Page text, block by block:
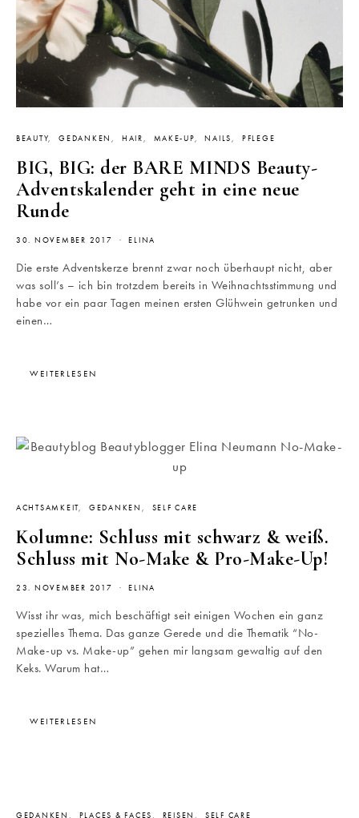
BEAUTY GEDANKEN HAIR MAKE-UP NAILS PFLEGE
BIG, BIG: der BARE MINDS Beauty-
Adventskalender geht in eine neue
Runde
30. NOVEMBER 2017 ELINA
Die erste Adventskerze brennt zwar noch überhaupt nicht, aber
was soll’s – ich bin trotzdem bereits in Weihnachtsstimmung und
habe vor ein paar Tagen meinen ersten Glühwein getrunken und
einen…
WEITERLESEN
ACHTSAMKEIT GEDANKEN SELF CARE
Kolumne: Schluss mit schwarz & weiß.
Schluss mit No-Make & Pro-Make-Up!
23. NOVEMBER 2017 ELINA
Wisst ihr was, mich beschäftigt seit einigen Wochen ein ganz
spezielles Thema. Das ganze Gerede und die Thematik “No-
Make-up vs. Make-up” gehen mir langsam gewaltig auf den
Keks. Warum hat…
WEITERLESEN
GEDANKEN PLACES & FACES REISEN SELF CARE